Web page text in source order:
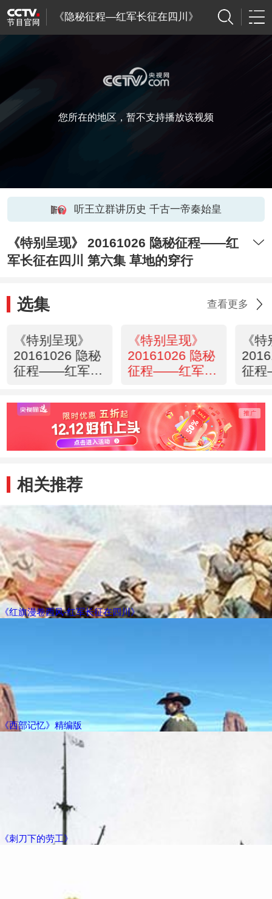
《隐秘征程—红军长征在四川》
您所在的地区，暂不支持播放该视频
听王立群讲历史 千古一帝秦始皇
《特别呈现》 20161026 隐秘征程——红
军长征在四川 第六集 草地的穿行
选集 查看更多
《特别呈现》
20161026 隐秘
征程——红军长
集 雪山的翻越
《特别呈现》
20161026 隐秘
征程——红军长
集 草地的穿行
《
征
集
相关推荐
《红旗漫卷西风-红军长征在四川》
《西部记忆》精编版
《刺刀下的劳工》